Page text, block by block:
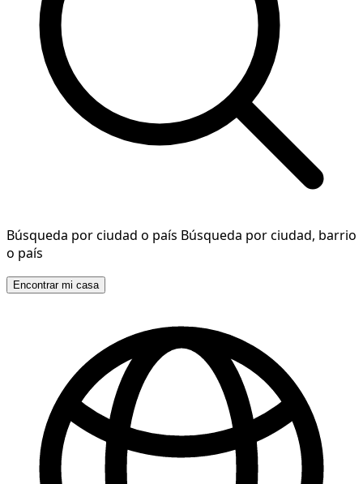
Búsqueda por ciudad o país Búsqueda por ciudad, barrio
o país
Encontrar mi casa